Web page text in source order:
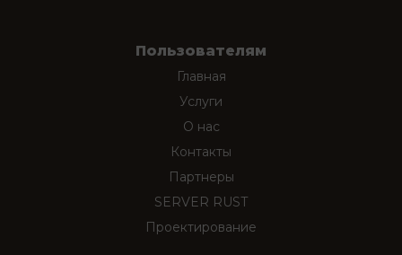
Пользователям
Главная
Услуги
О нас
Контакты
Партнеры
SERVER RUST
Проектирование